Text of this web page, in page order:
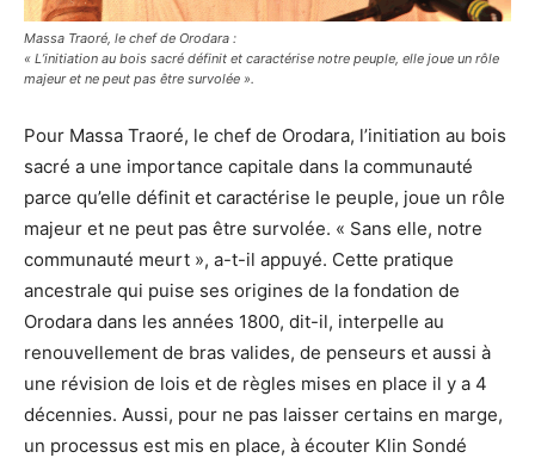
Massa Traoré, le chef de Orodara :
« L’initiation au bois sacré définit et caractérise notre peuple, elle joue un rôle
majeur et ne peut pas être survolée ».
Pour Massa Traoré, le chef de Orodara, l’initiation au bois
sacré a une importance capitale dans la communauté
parce qu’elle définit et caractérise le peuple, joue un rôle
majeur et ne peut pas être survolée. « Sans elle, notre
communauté meurt », a-t-il appuyé. Cette pratique
ancestrale qui puise ses origines de la fondation de
Orodara dans les années 1800, dit-il, interpelle au
renouvellement de bras valides, de penseurs et aussi à
une révision de lois et de règles mises en place il y a 4
décennies. Aussi, pour ne pas laisser certains en marge,
un processus est mis en place, à écouter Klin Sondé